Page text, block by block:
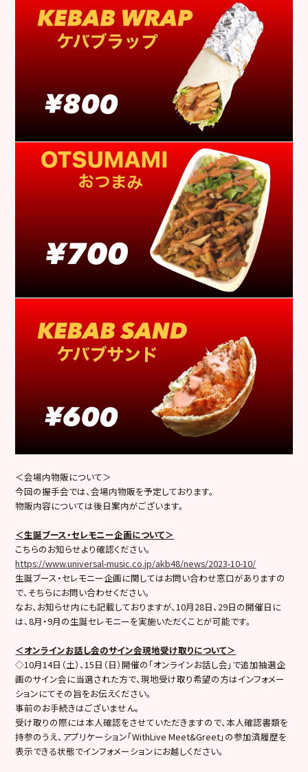
＜会場内物販について＞
今回の握手会では、会場内物販を予定しております。
物販内容については後日案内がございます。
＜生誕ブース・セレモニー企画について＞
こちらのお知らせより確認ください。
https://www.universal-music.co.jp/akb48/news/2023-10-10/
生誕ブース・セレモニー企画に関してはお問い合わせ窓口がありますの
で、そちらにお問い合わせください。
なお、お知らせ内にも記載しておりますが、10月28日、29日の開催日に
は、8月・9月の生誕セレモニーを実施いただくことが可能です。
＜オンラインお話し会のサイン会現地受け取りについて＞
◇10月14日（土）、15日（日）開催の「オンラインお話し会」で追加抽選企
画のサイン会に当選された方で、現地受け取り希望の方はインフォメー
ションにてその旨をお伝えください。
事前のお手続きはございません。
受け取りの際には本人確認をさせていただきますので、本人確認書類を
持参のうえ、アプリケーション「WithLive Meet&Greet」の参加済履歴を
表示できる状態でインフォメーションにお越しください。